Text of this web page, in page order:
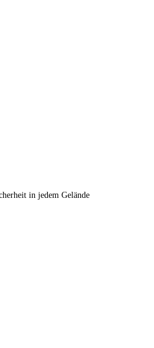
in jedem Gelände